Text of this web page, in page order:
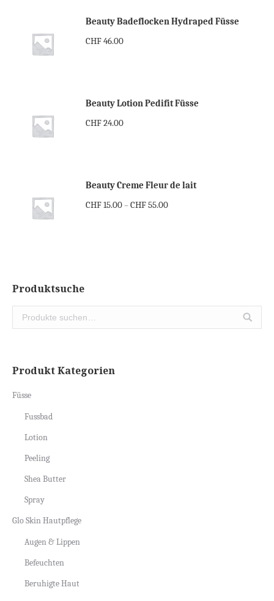
Beauty Badeflocken Hydraped Füsse
CHF46.00
Beauty Lotion Pedifit Füsse
CHF24.00
Beauty Creme Fleur de lait
CHF15.00–CHF55.00
Produktsuche
Produkt Kategorien
Füsse
Fussbad
Lotion
Peeling
Shea Butter
Spray
Glo Skin Hautpflege
Augen & Lippen
Befeuchten
Beruhigte Haut